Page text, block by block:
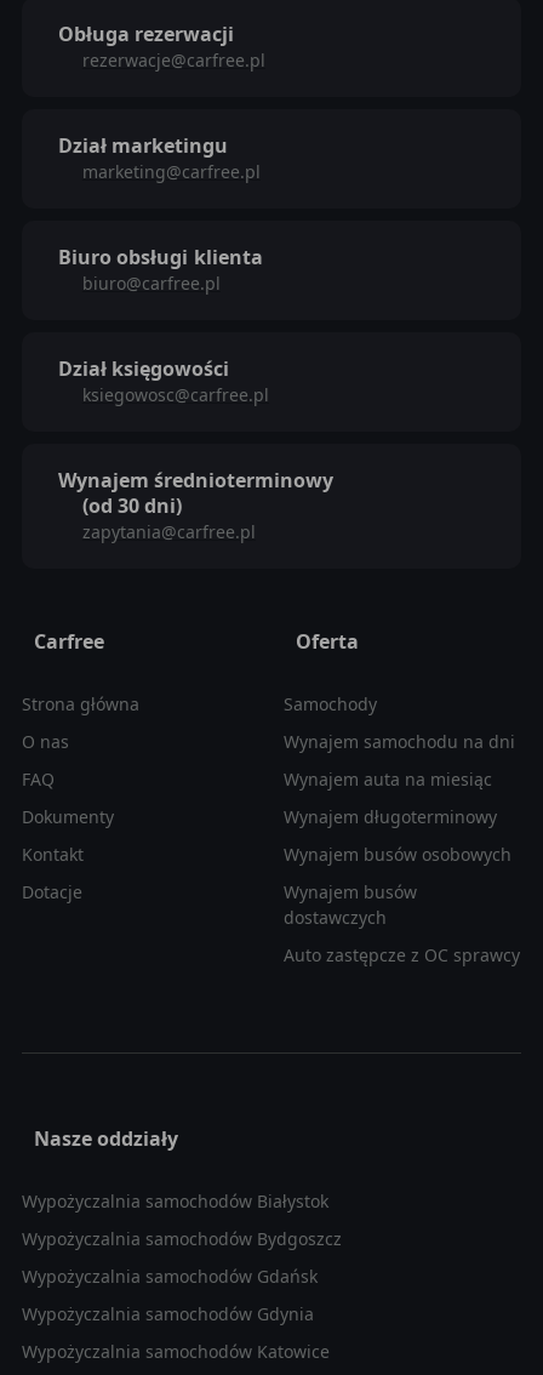
Obługa rezerwacji
rezerwacje@carfree.pl
Dział marketingu
marketing@carfree.pl
Biuro obsługi klienta
biuro@carfree.pl
Dział księgowości
ksiegowosc@carfree.pl
Wynajem średnioterminowy
(od 30 dni)
zapytania@carfree.pl
Carfree
Strona główna
O nas
FAQ
Dokumenty
Kontakt
Dotacje
Oferta
Samochody
Wynajem samochodu na dni
Wynajem auta na miesiąc
Wynajem długoterminowy
Wynajem busów osobowych
Wynajem busów
dostawczych
Auto zastępcze z OC sprawcy
Nasze oddziały
Wypożyczalnia samochodów Białystok
Wypożyczalnia samochodów Bydgoszcz
Wypożyczalnia samochodów Gdańsk
Wypożyczalnia samochodów Gdynia
Wypożyczalnia samochodów Katowice